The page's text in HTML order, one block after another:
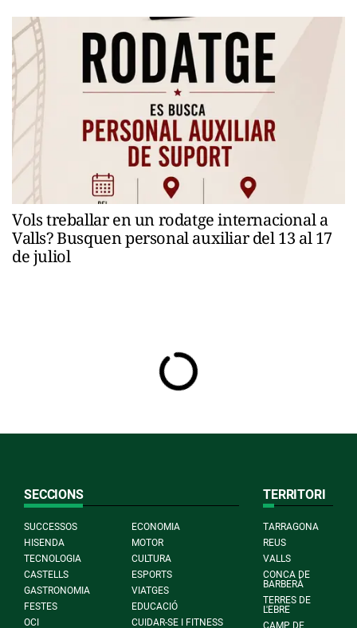
Vols treballar en un rodatge internacional a
Valls? Busquen personal auxiliar del 13 al 17
de juliol
SECCIONS
SUCCESSOS
ECONOMIA
HISENDA
MOTOR
TECNOLOGIA
CULTURA
CASTELLS
ESPORTS
GASTRONOMIA
VIATGES
FESTES
EDUCACIÓ
OCI
CUIDAR-SE I FITNESS
TERRITORI
TARRAGONA
REUS
VALLS
CONCA DE
BARBERÀ
TERRES DE
L'EBRE
CAMP DE